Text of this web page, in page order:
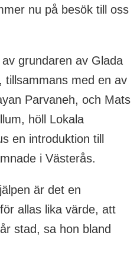
nu på besök till oss
grundaren av Glada
tillsammans med en av
Parvaneh, och Mats
höll Lokala
en introduktion till
i Västerås.
är det en
allas lika värde, att
stad, sa hon bland